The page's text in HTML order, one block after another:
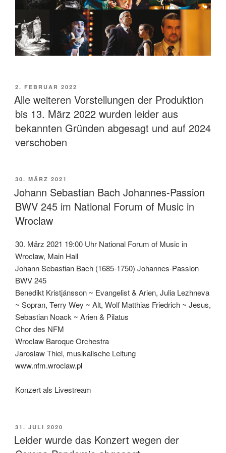
VERÖFFENTLICHT
AM
2. FEBRUAR 2022
Alle weiteren Vorstellungen der Produktion
bis 13. März 2022 wurden leider aus
bekannten Gründen abgesagt und auf 2024
verschoben
VERÖFFENTLICHT
AM
30. MÄRZ 2021
Johann Sebastian Bach Johannes-Passion
BWV 245 im National Forum of Music in
Wroclaw
30. März 2021 19:00 Uhr National Forum of Music in
Wroclaw, Main Hall
Johann Sebastian Bach (1685-1750) Johannes-Passion
BWV 245
Benedikt Kristjánsson ~ Evangelist & Arien, Julia Lezhneva
~ Sopran, Terry Wey ~ Alt, Wolf Matthias Friedrich ~ Jesus,
Sebastian Noack ~ Arien & Pilatus
Chor des NFM
Wroclaw Baroque Orchestra
Jaroslaw Thiel, musikalische Leitung
www.nfm.wroclaw.pl
Konzert als Livestream
VERÖFFENTLICHT
AM
31. JULI 2020
Leider wurde das Konzert wegen der